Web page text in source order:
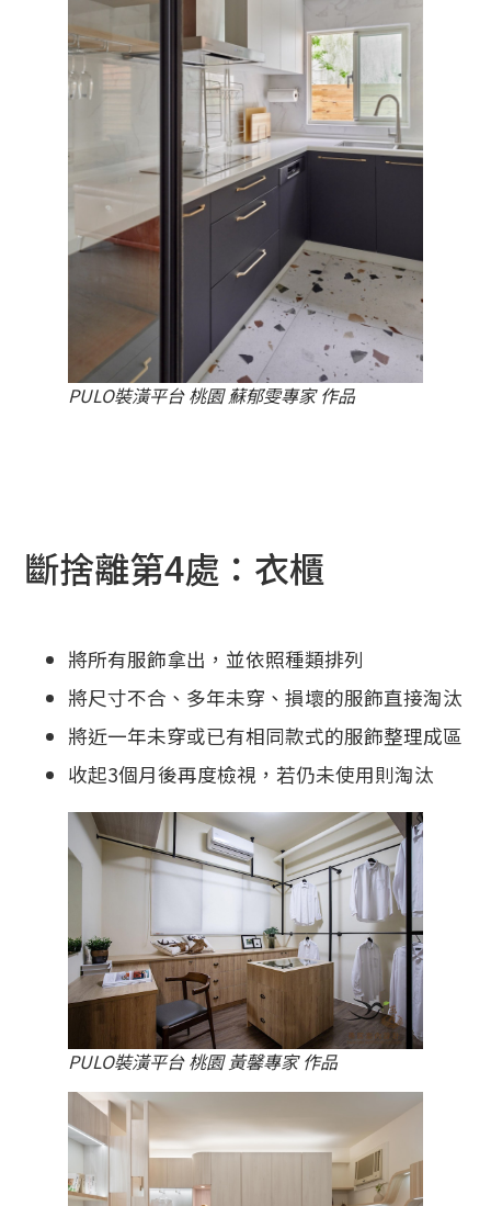
PULO裝潢平台 桃園 蘇郁雯專家 作品
斷捨離第4處：衣櫃
將所有服飾拿出，並依照種類排列
將尺寸不合、多年未穿、損壞的服飾直接淘汰
將近一年未穿或已有相同款式的服飾整理成區
收起3個月後再度檢視，若仍未使用則淘汰
PULO裝潢平台 桃園 黃馨專家 作品